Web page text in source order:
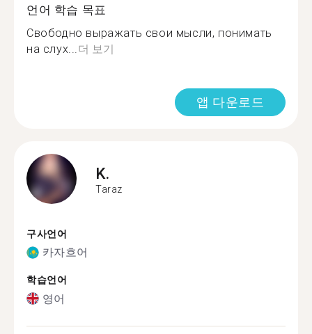
언어 학습 목표
Свободно выражать свои мысли, понимать
на слух... 더 보기
앱 다운로드
K.
Taraz
구사언어
카자흐어
학습언어
영어